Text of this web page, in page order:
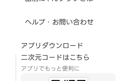
ヘルプ・お問い合わせ
アプリダウンロード
二次元コードはこちら
アプリでもっと便利に